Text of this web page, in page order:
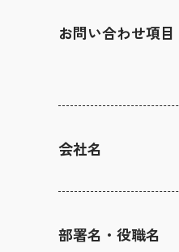
お問い合わせ項目
会社名
部署名・役職名